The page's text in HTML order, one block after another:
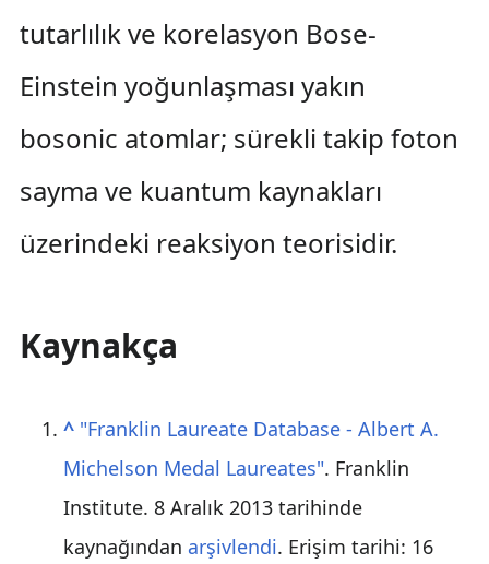
tutarlılık ve korelasyon Bose-
Einstein yoğunlaşması yakın
bosonic atomlar; sürekli takip foton
sayma ve kuantum kaynakları
üzerindeki reaksiyon teorisidir.
Kaynakça
^ "Franklin Laureate Database - Albert A.
Michelson Medal Laureates". Franklin
Institute. 8 Aralık 2013 tarihinde
kaynağından arşivlendi. Erişim tarihi: 16